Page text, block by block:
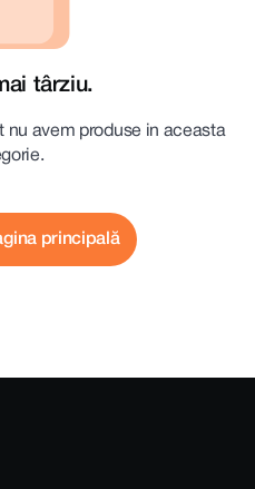
târziu.
nu avem produse in aceasta
principală